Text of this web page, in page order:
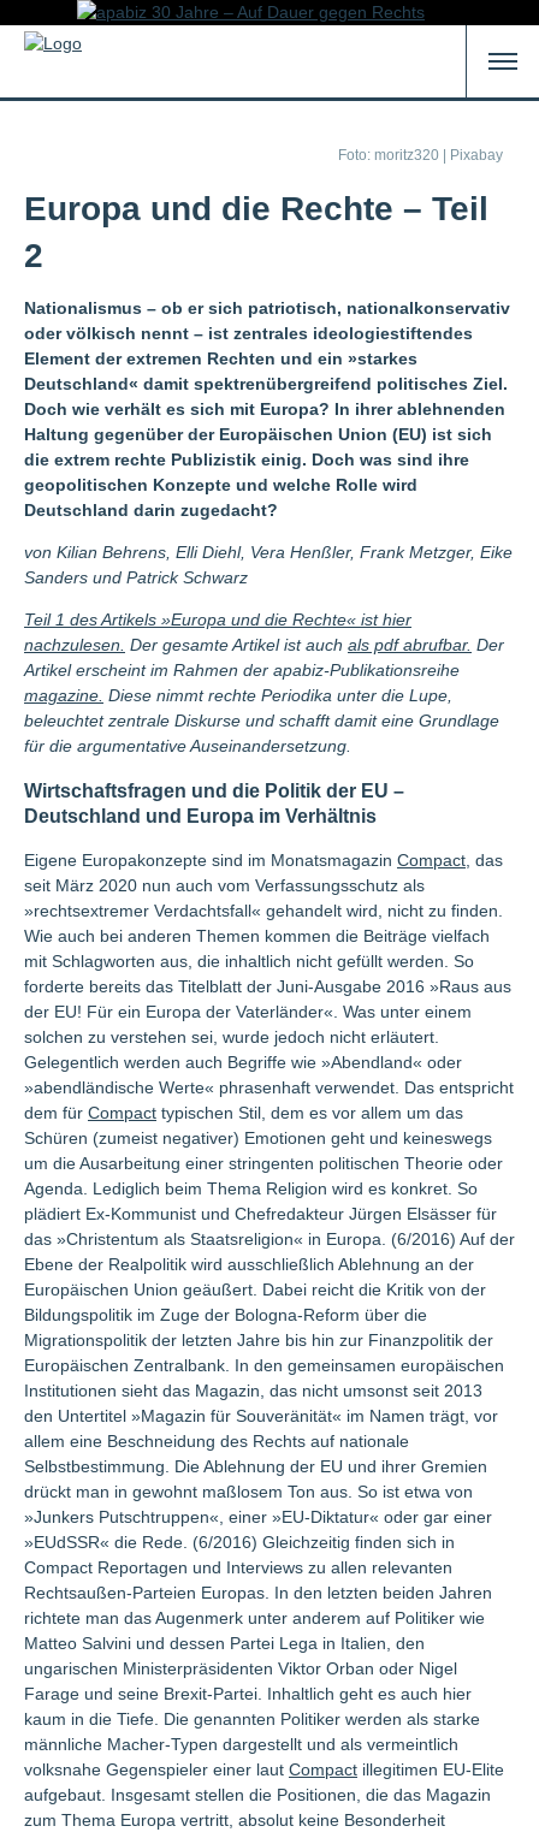
Foto: moritz320 | Pixabay
Europa und die Rechte – Teil
2
Nationalismus – ob er sich patriotisch, nationalkonservativ
oder völkisch nennt – ist zentrales ideologiestiftendes
Element der extremen Rechten und ein »starkes
Deutschland« damit spektrenübergreifend politisches Ziel.
Doch wie verhält es sich mit Europa? In ihrer ablehnenden
Haltung gegenüber der Europäischen Union (EU) ist sich
die extrem rechte Publizistik einig. Doch was sind ihre
geopolitischen Konzepte und welche Rolle wird
Deutschland darin zugedacht?
von Kilian Behrens, Elli Diehl, Vera Henßler, Frank Metzger, Eike
Sanders und Patrick Schwarz
Teil 1 des Artikels »Europa und die Rechte« ist hier
nachzulesen. Der gesamte Artikel ist auch als pdf abrufbar. Der
Artikel erscheint im Rahmen der apabiz-Publikationsreihe
magazine. Diese nimmt rechte Periodika unter die Lupe,
beleuchtet zentrale Diskurse und schafft damit eine Grundlage
für die argumentative Auseinandersetzung.
Wirtschaftsfragen und die Politik der EU –
Deutschland und Europa im Verhältnis
Eigene Europakonzepte sind im Monatsmagazin Compact , das
seit März 2020 nun auch vom Verfassungsschutz als
»rechtsextremer Verdachtsfall« gehandelt wird, nicht zu finden.
Wie auch bei anderen Themen kommen die Beiträge vielfach
mit Schlagworten aus, die inhaltlich nicht gefüllt werden. So
forderte bereits das Titelblatt der Juni-Ausgabe 2016 »Raus aus
der EU! Für ein Europa der Vaterländer«. Was unter einem
solchen zu verstehen sei, wurde jedoch nicht erläutert.
Gelegentlich werden auch Begriffe wie »Abendland« oder
»abendländische Werte« phrasenhaft verwendet. Das entspricht
dem für Compact typischen Stil, dem es vor allem um das
Schüren (zumeist negativer) Emotionen geht und keineswegs
um die Ausarbeitung einer stringenten politischen Theorie oder
Agenda. Lediglich beim Thema Religion wird es konkret. So
plädiert Ex-Kommunist und Chefredakteur Jürgen Elsässer für
das »Christentum als Staatsreligion« in Europa. (6/2016) Auf der
Ebene der Realpolitik wird ausschließlich Ablehnung an der
Europäischen Union geäußert. Dabei reicht die Kritik von der
Bildungspolitik im Zuge der Bologna-Reform über die
Migrationspolitik der letzten Jahre bis hin zur Finanzpolitik der
Europäischen Zentralbank. In den gemeinsamen europäischen
Institutionen sieht das Magazin, das nicht umsonst seit 2013
den Untertitel »Magazin für Souveränität« im Namen trägt, vor
allem eine Beschneidung des Rechts auf nationale
Selbstbestimmung. Die Ablehnung der EU und ihrer Gremien
drückt man in gewohnt maßlosem Ton aus. So ist etwa von
»Junkers Putschtruppen«, einer »EU-Diktatur« oder gar einer
»EUdSSR« die Rede. (6/2016) Gleichzeitig finden sich in
Compact Reportagen und Interviews zu allen relevanten
Rechtsaußen-Parteien Europas. In den letzten beiden Jahren
richtete man das Augenmerk unter anderem auf Politiker wie
Matteo Salvini und dessen Partei Lega in Italien, den
ungarischen Ministerpräsidenten Viktor Orban oder Nigel
Farage und seine Brexit-Partei. Inhaltlich geht es auch hier
kaum in die Tiefe. Die genannten Politiker werden als starke
männliche Macher-Typen dargestellt und als vermeintlich
volksnahe Gegenspieler einer laut Compact illegitimen EU-Elite
aufgebaut. Insgesamt stellen die Positionen, die das Magazin
zum Thema Europa vertritt, absolut keine Besonderheit